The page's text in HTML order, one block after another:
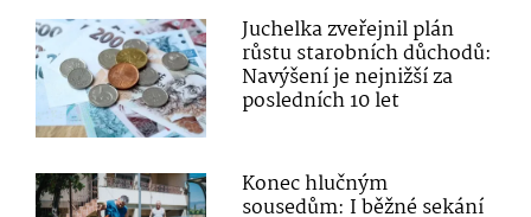
Juchelka zveřejnil plán
růstu starobních důchodů:
Navýšení je nejnižší za
posledních 10 let
Konec hlučným
sousedům: I běžné sekání